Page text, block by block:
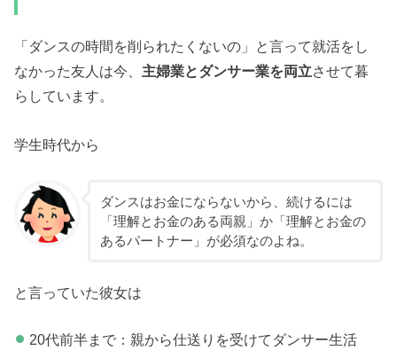
「ダンスの時間を削られたくないの」と言って就活をし
なかった友人は今、 主婦業とダンサー業を両立させて暮
らしています。
学生時代から
ダンスはお金にならないから、続けるには
「理解とお金のある両親」か「理解とお金の
あるパートナー」が必須なのよね。
と言っていた彼女は
20代前半まで：親から仕送りを受けてダンサー生活